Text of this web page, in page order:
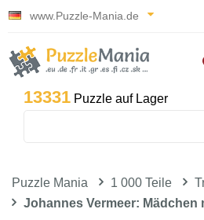
www.Puzzle-Mania.de
13331 Puzzle auf Lager
Puzzle Mania 1 000 Teile
Johannes Vermeer: Mädchen